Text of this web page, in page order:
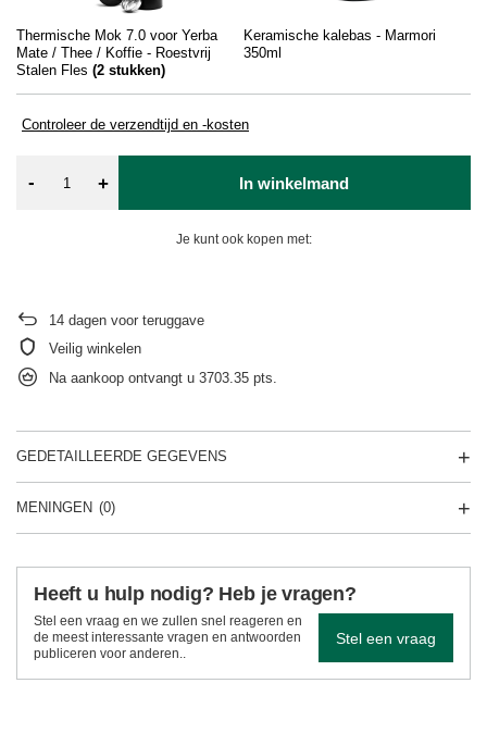
Thermische Mok 7.0 voor Yerba
Mate / Thee / Koffie - Roestvrij
Stalen Fles (2 stukken)
Keramische kalebas - Marmori
350ml
Controleer de verzendtijd en -kosten
- + In winkelmand
Je kunt ook kopen met:
14 dagen voor teruggave
Veilig winkelen
Na aankoop ontvangt u 3703.35 pts.
GEDETAILLEERDE GEGEVENS
MENINGEN (0)
Heeft u hulp nodig? Heb je vragen?
Stel een vraag en we zullen snel reageren en
de meest interessante vragen en antwoorden
publiceren voor anderen..
Stel een vraag